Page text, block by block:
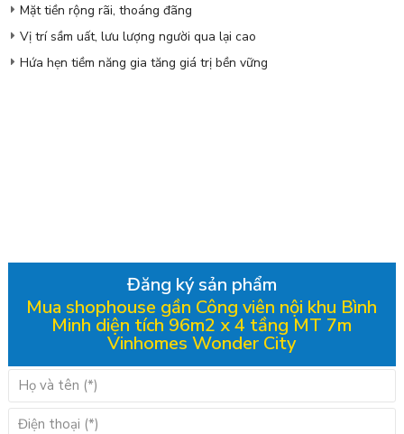
Mặt tiền rộng rãi, thoáng đãng
Vị trí sầm uất, lưu lượng người qua lại cao
Hứa hẹn tiềm năng gia tăng giá trị bền vững
Đăng ký sản phẩm
Mua shophouse gần Công viên nội khu Bình
Minh diện tích 96m2 x 4 tầng MT 7m
Vinhomes Wonder City